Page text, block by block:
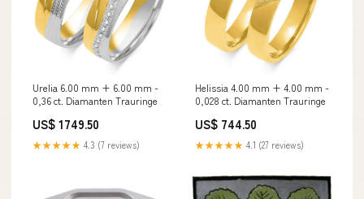
Urelia 6.00 mm + 6.00 mm -
0,36 ct. Diamanten Trauringe
US$ 1749.50
★★★★★ 4.3 (7 reviews)
Helissia 4.00 mm + 4.00 mm -
0,028 ct. Diamanten Trauringe
US$ 744.50
★★★★★ 4.1 (27 reviews)